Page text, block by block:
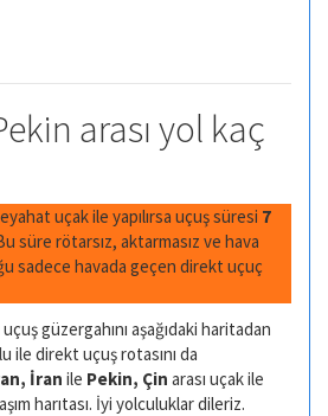
arası yol kaç
uçak ile yapılırsa uçuş süresi 7
süre rötarsız, aktarmasız ve hava
sadece havada geçen direkt uçuç
uçuş güzergahını aşağıdaki haritadan
ile direkt uçuş rotasını da
İran ile Pekin, Çin arası uçak ile
harıtası. İyi yolculuklar dileriz.